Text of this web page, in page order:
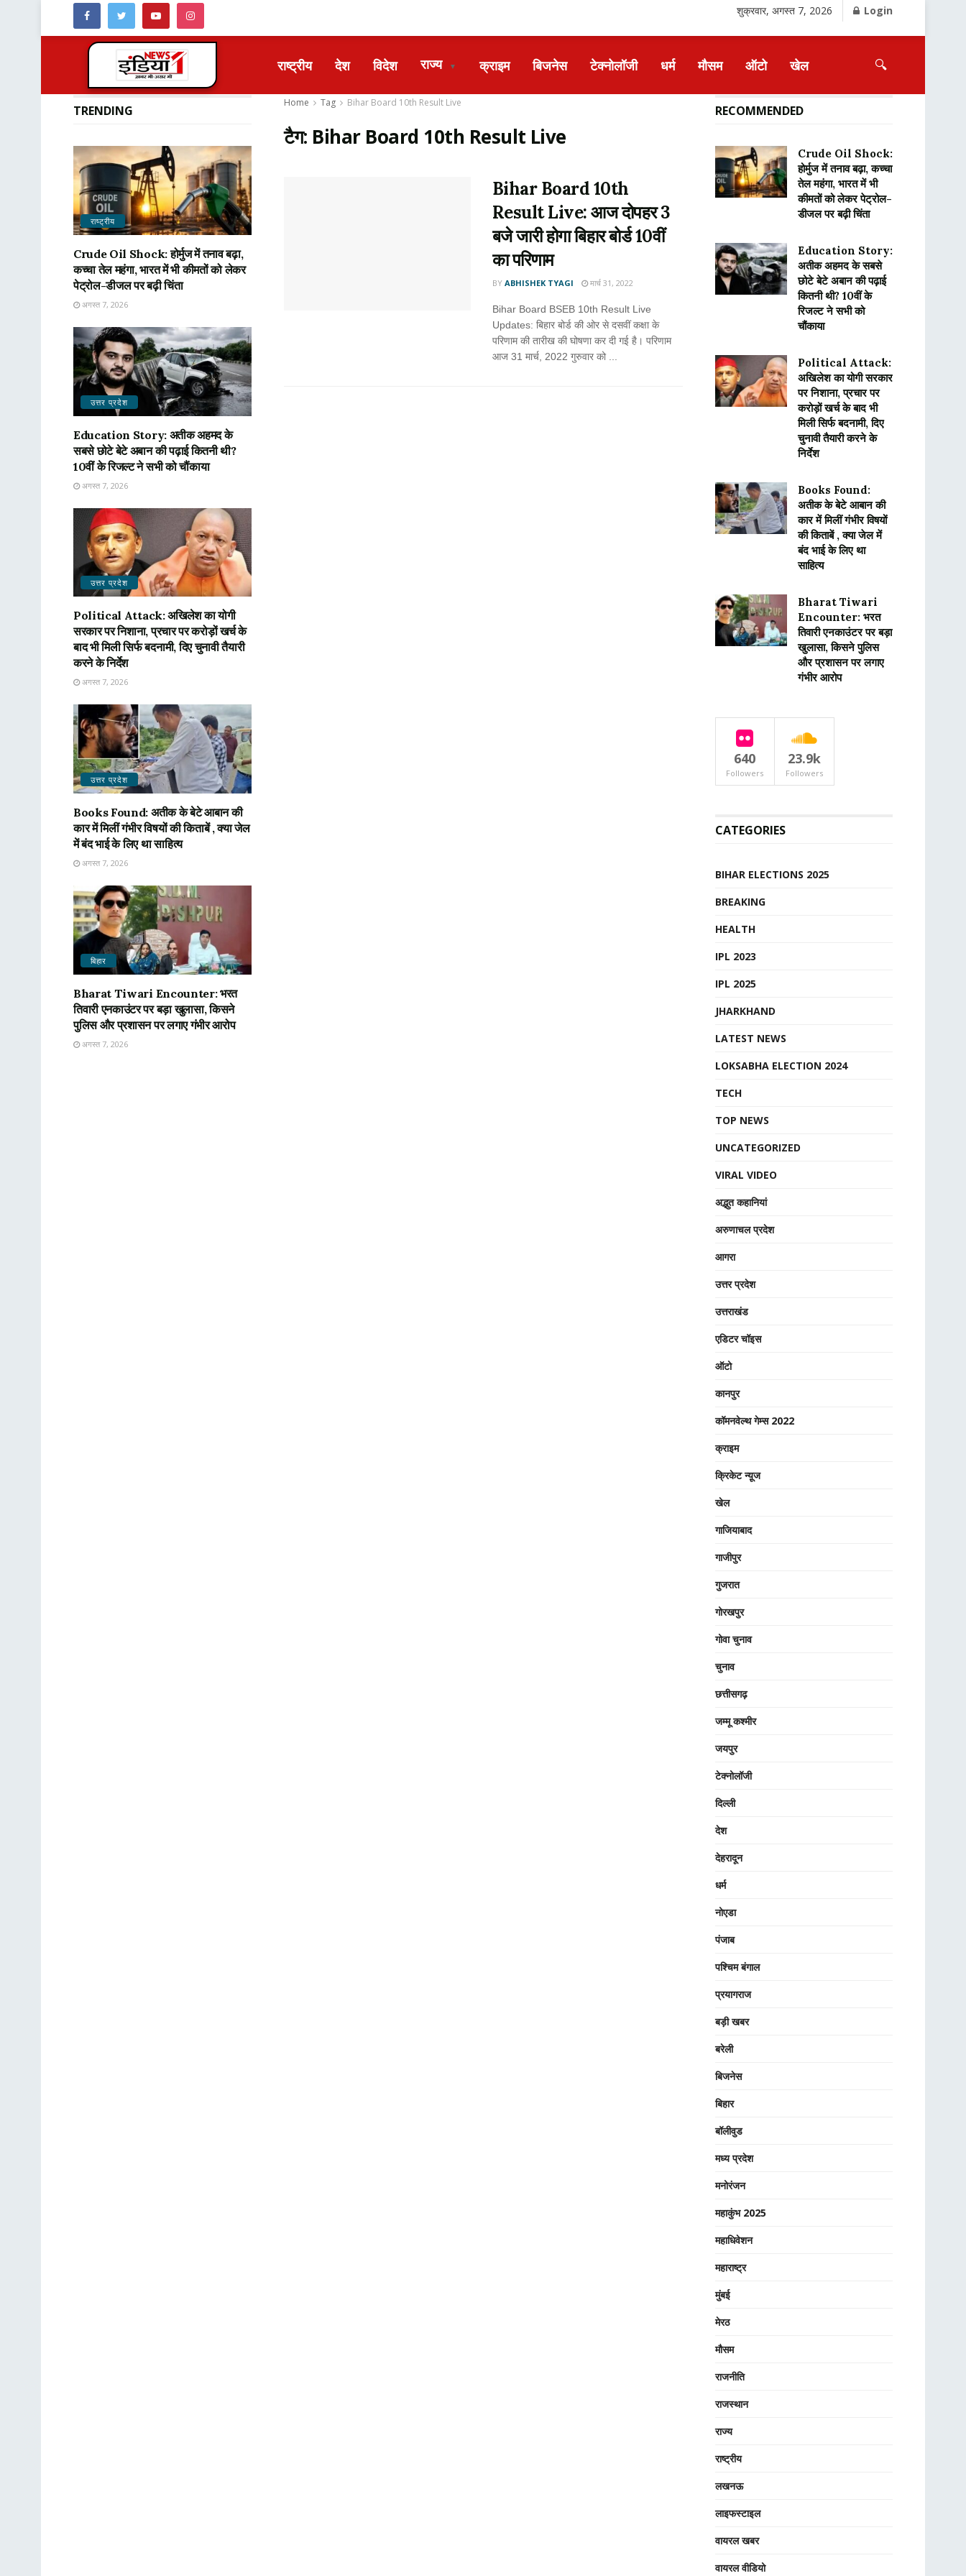
शुक्रवार, अगस्त 7, 2026 Login
राष्ट्रीय देश विदेश राज्य ▼ क्राइम बिजनेस टेक्नोलॉजी धर्म मौसम ऑटो खेल 🔍
Home Tag Bihar Board 10th Result Live
टैग: Bihar Board 10th Result Live
Bihar Board 10th
Result Live: आज दोपहर 3
बजे जारी होगा बिहार बोर्ड 10वीं
का परिणाम
BY ABHISHEK TYAGI मार्च 31, 2022
Bihar Board BSEB 10th Result Live
Updates: बिहार बोर्ड की ओर से दसवीं कक्षा के
परिणाम की तारीख की घोषणा कर दी गई है। परिणाम
आज 31 मार्च, 2022 गुरुवार को ...
TRENDING
राष्ट्रीय
Crude Oil Shock: होर्मुज में तनाव बढ़ा,
कच्चा तेल महंगा, भारत में भी कीमतों को लेकर
पेट्रोल-डीजल पर बढ़ी चिंता
अगस्त 7, 2026
उत्तर प्रदेश
Education Story: अतीक अहमद के
सबसे छोटे बेटे अबान की पढ़ाई कितनी थी?
10वीं के रिजल्ट ने सभी को चौंकाया
अगस्त 7, 2026
उत्तर प्रदेश
Political Attack: अखिलेश का योगी
सरकार पर निशाना, प्रचार पर करोड़ों खर्च के
बाद भी मिली सिर्फ बदनामी, दिए चुनावी तैयारी
करने के निर्देश
अगस्त 7, 2026
उत्तर प्रदेश
Books Found: अतीक के बेटे आबान की
कार में मिलीं गंभीर विषयों की किताबें , क्या जेल
में बंद भाई के लिए था साहित्य
अगस्त 7, 2026
बिहार
Bharat Tiwari Encounter: भरत
तिवारी एनकाउंटर पर बड़ा खुलासा, किसने
पुलिस और प्रशासन पर लगाए गंभीर आरोप
अगस्त 7, 2026
RECOMMENDED
Crude Oil Shock:
होर्मुज में तनाव बढ़ा, कच्चा
तेल महंगा, भारत में भी
कीमतों को लेकर पेट्रोल-
डीजल पर बढ़ी चिंता
Education Story:
अतीक अहमद के सबसे
छोटे बेटे अबान की पढ़ाई
कितनी थी? 10वीं के
रिजल्ट ने सभी को
चौंकाया
Political Attack:
अखिलेश का योगी सरकार
पर निशाना, प्रचार पर
करोड़ों खर्च के बाद भी
मिली सिर्फ बदनामी, दिए
चुनावी तैयारी करने के
निर्देश
Books Found:
अतीक के बेटे आबान की
कार में मिलीं गंभीर विषयों
की किताबें , क्या जेल में
बंद भाई के लिए था
साहित्य
Bharat Tiwari
Encounter: भरत
तिवारी एनकाउंटर पर बड़ा
खुलासा, किसने पुलिस
और प्रशासन पर लगाए
गंभीर आरोप
640
Followers
23.9k
Followers
CATEGORIES
BIHAR ELECTIONS 2025
BREAKING
HEALTH
IPL 2023
IPL 2025
JHARKHAND
LATEST NEWS
LOKSABHA ELECTION 2024
TECH
TOP NEWS
UNCATEGORIZED
VIRAL VIDEO
अद्भुत कहानियां
अरुणाचल प्रदेश
आगरा
उत्तर प्रदेश
उत्तराखंड
एडिटर चॉइस
ऑटो
कानपुर
कॉमनवेल्थ गेम्स 2022
क्राइम
क्रिकेट न्यू़ज
खेल
गाजियाबाद
गाजीपुर
गुजरात
गोरखपुर
गोवा चुनाव
चुनाव
छत्तीसगढ़
जम्मू कश्मीर
जयपुर
टेक्नोलॉजी
दिल्ली
देश
देहरादून
धर्म
नोएडा
पंजाब
पश्चिम बंगाल
प्रयागराज
बड़ी खबर
बरेली
बिजनेस
बिहार
बॉलीवुड
मध्य प्रदेश
मनोरंजन
महाकुंभ 2025
महाधिवेशन
महाराष्ट्र
मुंबई
मेरठ
मौसम
राजनीति
राजस्थान
राज्य
राष्ट्रीय
लखनऊ
लाइफस्टाइल
वायरल खबर
वायरल वीडियो